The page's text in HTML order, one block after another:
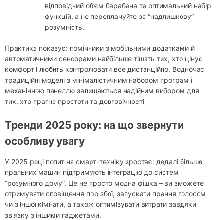
відповідний об’єм барабана та оптимальний набір
функцій, а не переплачуйте за “надлишкову”
розумність.
Практика показує: помічники з мобільними додатками й
автоматичними сенсорами найбільше тішать тих, хто цінує
комфорт і любить контролювати все дистанційно. Водночас
традиційні моделі з мінімалістичним набором програм і
механічною панеллю залишаються надійним вибором для
тих, хто прагне простоти та довговічності.
Тренди 2025 року: на що звернути
особливу увагу
У 2025 році попит на смарт-техніку зростає: дедалі більше
пральних машин підтримують інтеграцію до систем
“розумного дому”. Це не просто модна фішка – ви зможете
отримувати сповіщення про збої, запускати прання голосом
чи з іншої кімнати, а також оптимізувати витрати завдяки
зв’язку з іншими гаджетами.